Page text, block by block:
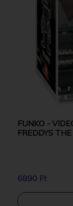
FUNKO -
FREDDYS
6890 Ft